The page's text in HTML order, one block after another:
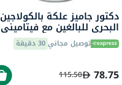
دكتور جاميز علكة بالكولاجين
البحري للبالغين مع فيتاميني
ج وهـ، حزمة من 60
توصيل مجاني30 دقيقة
78.75
115.50